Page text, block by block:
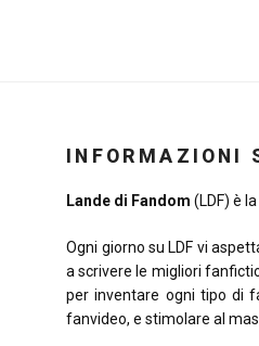
INFORMAZIONI
Lande di Fandom (LDF) è
Ogni giorno su LDF vi
a scrivere le migliori
per inventare ogni tipo di
fanvideo, e stimolare al